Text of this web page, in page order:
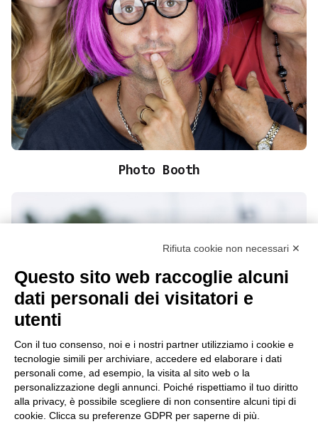
Photo Booth
Rifiuta cookie non necessari ✕
Questo sito web raccoglie alcuni
dati personali dei visitatori e
utenti
Con il tuo consenso, noi e i nostri partner utilizziamo i cookie e
tecnologie simili per archiviare, accedere ed elaborare i dati
personali come, ad esempio, la visita al sito web o la
personalizzazione degli annunci. Poiché rispettiamo il tuo diritto
alla privacy, è possibile scegliere di non consentire alcuni tipi di
cookie. Clicca su preferenze GDPR per saperne di più.